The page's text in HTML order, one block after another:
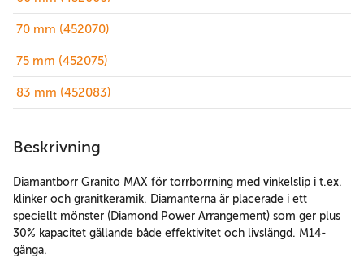
70 mm (452070)
75 mm (452075)
83 mm (452083)
Beskrivning
Diamantborr Granito MAX för torrborrning med vinkelslip i t.ex.
klinker och granitkeramik. Diamanterna är placerade i ett
speciellt mönster (Diamond Power Arrangement) som ger plus
30% kapacitet gällande både effektivitet och livslängd. M14-
gänga.